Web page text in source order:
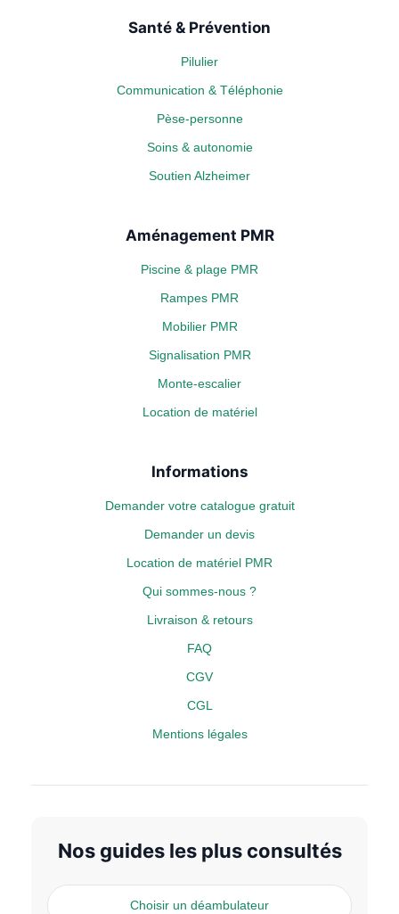
Santé & Prévention
Pilulier
Communication & Téléphonie
Pèse-personne
Soins & autonomie
Soutien Alzheimer
Aménagement PMR
Piscine & plage PMR
Rampes PMR
Mobilier PMR
Signalisation PMR
Monte-escalier
Location de matériel
Informations
Demander votre catalogue gratuit
Demander un devis
Location de matériel PMR
Qui sommes-nous ?
Livraison & retours
FAQ
CGV
CGL
Mentions légales
Nos guides les plus consultés
Choisir un déambulateur